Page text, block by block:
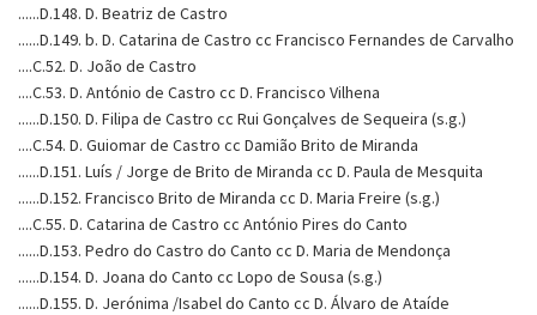
......D.148. D. Beatriz de Castro
......D.149. b. D. Catarina de Castro cc Francisco Fernandes de Carvalho
....C.52. D. João de Castro
....C.53. D. António de Castro cc D. Francisco Vilhena
......D.150. D. Filipa de Castro cc Rui Gonçalves de Sequeira (s.g.)
....C.54. D. Guiomar de Castro cc Damião Brito de Miranda
......D.151. Luís / Jorge de Brito de Miranda cc D. Paula de Mesquita
......D.152. Francisco Brito de Miranda cc D. Maria Freire (s.g.)
....C.55. D. Catarina de Castro cc António Pires do Canto
......D.153. Pedro do Castro do Canto cc D. Maria de Mendonça
......D.154. D. Joana do Canto cc Lopo de Sousa (s.g.)
......D.155. D. Jerónima /Isabel do Canto cc D. Álvaro de Ataíde